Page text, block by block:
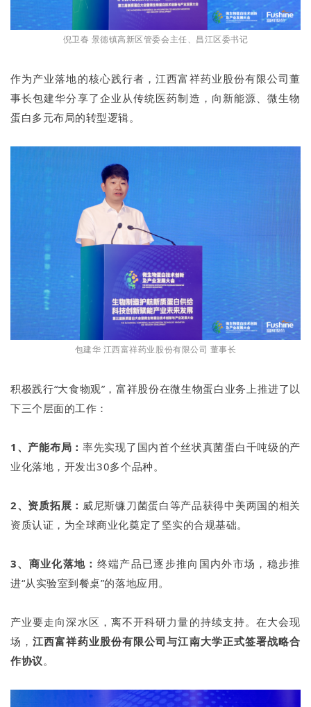
倪卫春 景德镇高新区管委会主任、昌江区委书记
作为产业落地的核心践行者，江西富祥药业股份有限公司董
事长包建华分享了企业从传统医药制造，向新能源、微生物
蛋白多元布局的转型逻辑。
包建华 江西富祥药业股份有限公司 董事长
积极践行“大食物观”，富祥股份在微生物蛋白业务上推进了以
下三个层面的工作：
1、产能布局 ： 率先实现了国内首个丝状真菌蛋白千吨级的产
业化落地，开发出30多个品种。
2、资质拓展 ： 威尼斯镰刀菌蛋白等产品获得中美两国的相关
资质认证，为全球商业化奠定了坚实的合规基础。
3、商业化落地 ： 终端产品已逐步推向国内外市场，稳步推
进“从实验室到餐桌”的落地应用。
产业要走向深水区，离不开科研力量的持续支持。在大会现
场，江西富祥药业股份有限公司与江南大学正式签署战略合
作协议 。